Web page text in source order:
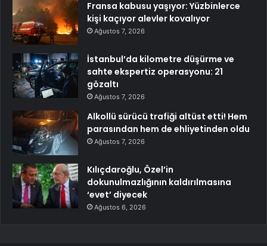
Fransa kabusu yaşıyor: Yüzbinlerce
kişi kaçıyor alevler kovalıyor
Ağustos 7, 2026
İstanbul’da kilometre düşürme ve
sahte ekspertiz operasyonu: 21
gözaltı
Ağustos 7, 2026
Alkollü sürücü trafiği altüst etti! Hem
parasından hem de ehliyetinden oldu
Ağustos 7, 2026
Kılıçdaroğlu, Özel’in
dokunulmazlığının kaldırılmasına
‘evet’ diyecek
Ağustos 6, 2026